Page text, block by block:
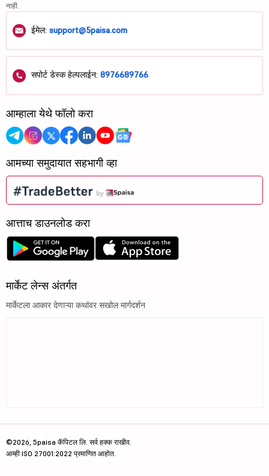
नाही.
ईमेल: support@5paisa.com
सपोर्ट डेस्क हेल्पलाईन: 8976689766
आम्हाला येथे फॉलो करा
आमच्या समुदायात सहभागी व्हा
आत्ताच डाउनलोड करा
मार्केट लेन्स अंतर्गत
मार्केटला आकार देणाऱ्या कथांवर सखोल मार्गदर्शन
©2026, 5paisa कॅपिटल लि. सर्व हक्क राखीव.
आम्ही ISO 27001:2022 प्रमाणित आहोत.